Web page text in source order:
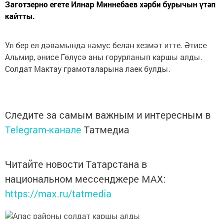
Заготзерно егете Илнар Миннебаев хәрби бурычын үтәп
кайтты.
Ул бер ел дәвамында намус белән хезмәт итте. Әтисе
Альмир, әнисе Гөлүсә аны горурланып каршы алды.
Солдат Мактау грамоталарына лаек булды.
Следите за самым важным и интересным в
Telegram-канале Татмедиа
Читайте новости Татарстана в
национальном мессенджере MАХ:
https://max.ru/tatmedia